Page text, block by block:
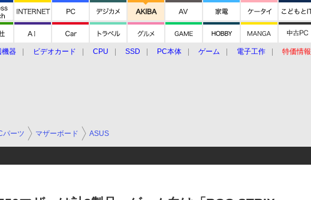
機器 ビデオカード CPU SSD PC本体 ゲーム 電子工作 特価情報
パーツ マザーボード ASUS